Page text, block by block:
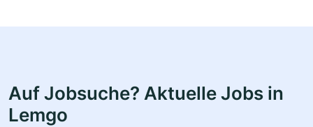
Auf Jobsuche? Aktuelle Jobs in
Lemgo